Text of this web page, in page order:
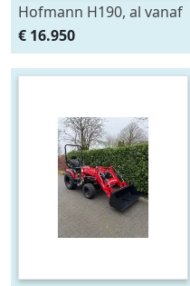
Hofmann H190, al vanaf
€ 325,- per maand.
€ 16.950